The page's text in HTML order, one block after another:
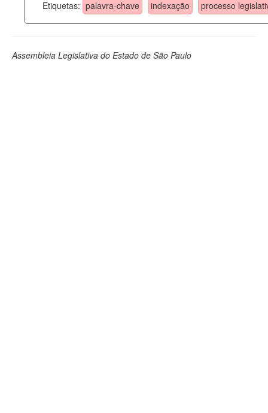
Etiquetas: palavra-chave indexação processo
Assembleia Legislativa do Estado de São Paulo